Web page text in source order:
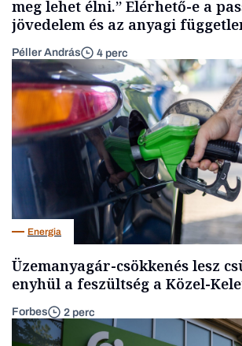
meg lehet élni.” Elérhető-e a
jövedelem és az anyagi
Péller András 4 perc
Energia
Üzemanyagár-csökkenés lesz
enyhül a feszültség a Közel-
Forbes 2 perc